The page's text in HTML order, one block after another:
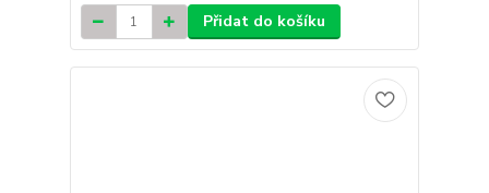
Přidat do košíku